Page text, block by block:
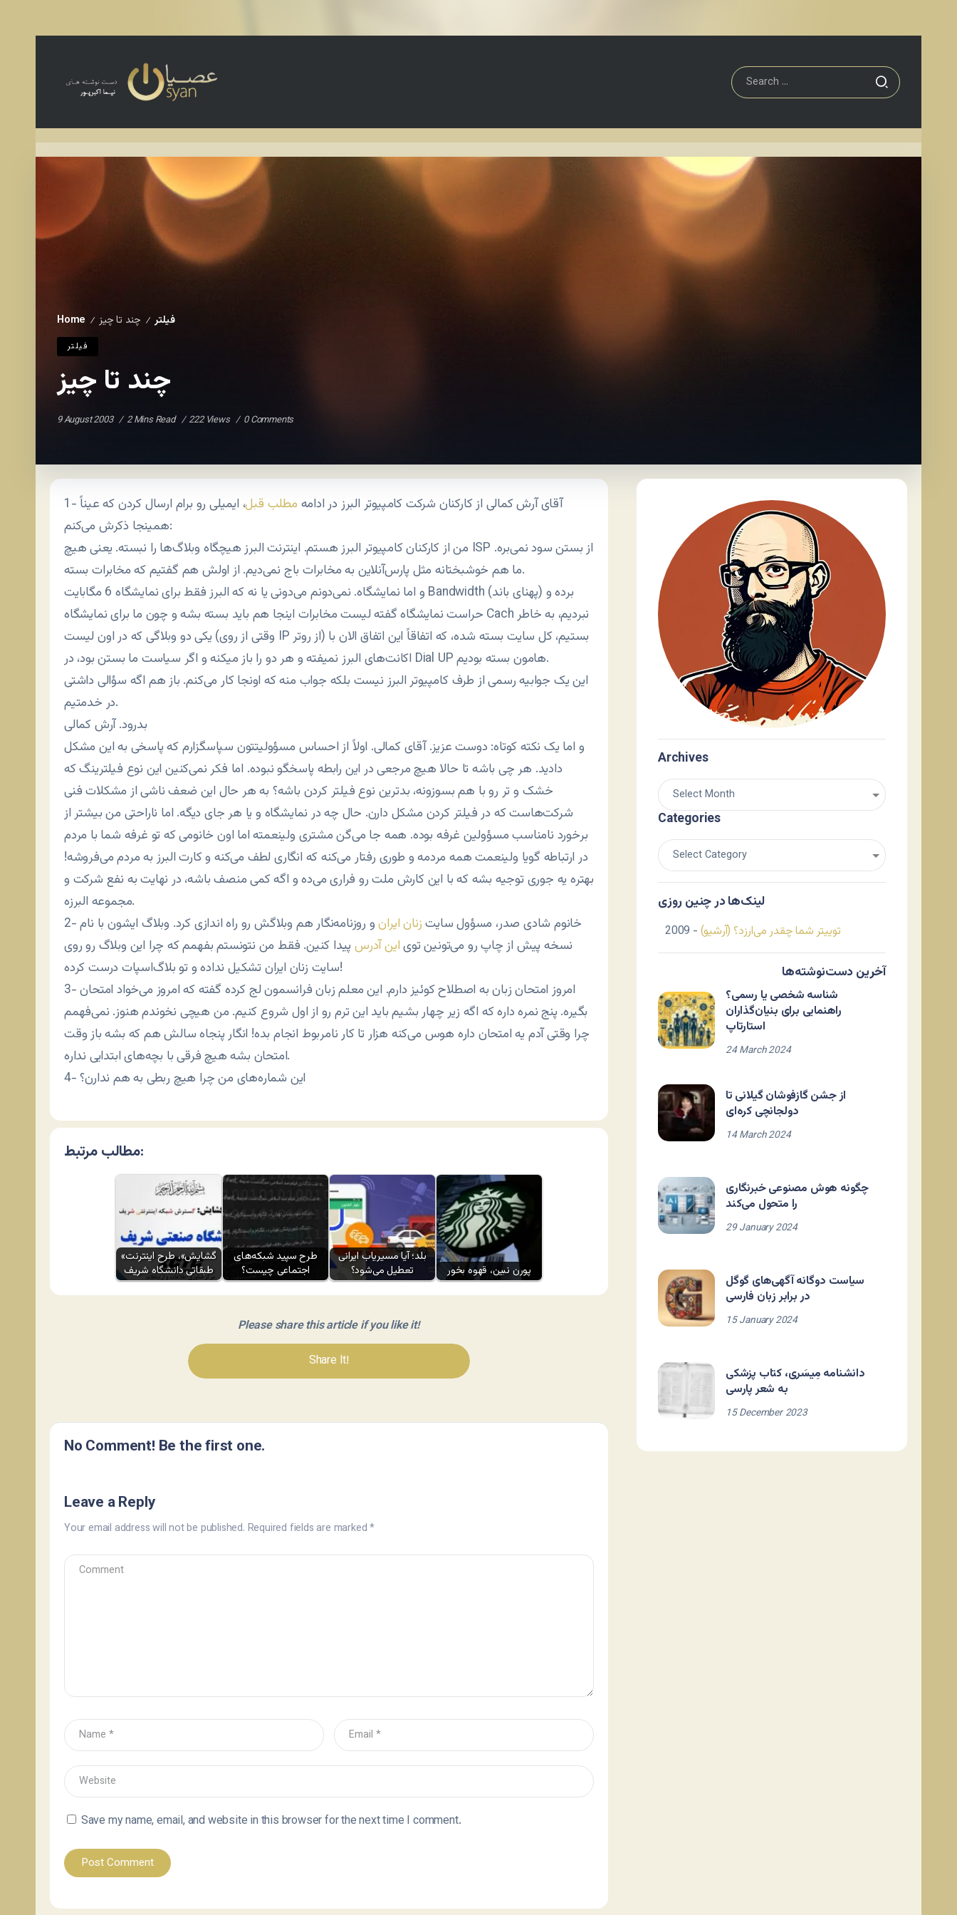
Home / فيلتر / چند تا چیز
فيلتر
چند تا چیز
9 August 2003 2 Mins Read 222 Views 0 Comments
1- آقای آرش کمالی از کارکنان شرکت کامپیوتر البرز در ادامه مطلب قبل، ایمیلی رو برام ارسال کردن که عیناً
همینجا ذکرش می‌کنم:
من از کارکنان کامپیوتر البرز هستم. اینترنت البرز هیچگاه وبلاگ‌ها را نبسته. یعنی هیچ ISP از بستن سود نمی‌بره.
ما هم خوشبختانه مثل پارس‌آنلاین به مخابرات باج نمی‌دیم. از اولش هم گفتیم که مخابرات بسته.
و اما نمایشگاه. نمی‌دونم می‌دونی یا نه که البرز فقط برای نمایشگاه 6 مگابایت Bandwidth (پهنای باند) برده و
حراست نمایشگاه گفته لیست مخابرات اینجا هم باید بسته بشه و چون ما برای نمایشگاه ‍Cach نبردیم، به خاطر
یکی دو وبلاگی که در اون لیست (وقتی از روی IP از روتر) بستیم، کل سایت بسته شده، که اتفاقاً این اتفاق الان با
اکانت‌های البرز نمیفته و هر دو را باز میکنه و اگر سیاست ما بستن بود، در Dial UP هامون بسته بودیم.
این یک جوابیه رسمی از طرف کامپیوتر البرز نیست بلکه جواب منه که اونجا کار می‌کنم. باز هم اگه سؤالی داشتی
در خدمتیم.
بدرود. آرش کمالی
و اما یک نکته کوتاه: دوست عزیز. آقای کمالی. اولاً از احساس مسؤولیتتون سپاسگزارم که پاسخی به این مشکل
دادید. هر چی باشه تا حالا هیچ مرجعی در این رابطه پاسخگو نبوده. اما فکر نمی‌کنین این نوع فیلترینگ که
خشک و تر رو با هم بسوزونه، بدترین نوع فیلتر کردن باشه؟ به هر حال این ضعف ناشی از مشکلات فنی
شرکت‌هاست که در فیلتر کردن مشکل دارن. حال چه در نمایشگاه و یا هر جای دیگه. اما ناراحتی من بیشتر از
برخورد نامناسب مسؤولین غرفه بوده. همه جا می‌گن مشتری ولینعمته اما اون خانومی که تو غرفه شما با مردم
در ارتباطه گویا ولینعمت همه مردمه و طوری رفتار می‌کنه که انگاری لطف می‌کنه و کارت البرز به مردم می‌فروشه!
بهتره یه جوری توجیه بشه که با این کارش ملت رو فراری می‌ده و اگه کمی منصف باشه، در نهایت به نفع شرکت و
مجموعه البرزه.
2- خانوم شادی صدر، مسؤول سایتزنان ایرانو روزنامه‌نگار هم وبلاگش رو راه اندازی کرد. وبلاگ ایشون با نام
نسخه پیش از چاپ رو می‌تونین تویاین آدرس پیدا کنین. فقط من نتونستم بفهمم که چرا این وبلاگ رو روی
سایت زنان ایران تشکیل نداده و تو بلاگ‌اسپات درست کرده!
3- امروز امتحان زبان به اصطلاح کوئیز دارم. این معلم زبان فرانسمون لج کرده گفته که امروز می‌خواد امتحان
بگیره. پنج نمره داره که اگه زیر چهار بشیم باید این ترم رو از اول شروع کنیم. من هیچی نخوندم هنوز. نمی‌‌فهمم
چرا وقتی آدم یه امتحان داره هوس می‌کنه هزار تا کار نامربوط انجام بده! انگار پنجاه سالش هم که بشه باز وقت
امتحان بشه هیچ فرقی با بچه‌های ابتدایی نداره.
4- این شماره‌های من چرا هیچ ربطی به هم ندارن؟
مطالب مرتبط:
«گشایش»، طرح اینترنت
طبقاتی دانشگاه شریف
طرح سپید شبکه‌های
اجتماعی چیست؟
بلد؛ آیا مسیر‌یاب ایرانی
تعطیل می‌شود؟
پورن نبین، قهوه بخور
Please share this article if you like it!
Share It!
No Comment! Be the first one.
Leave a Reply
Your email address will not be published. Required fields are marked*
Save my name, email, and website in this browser for the next time I comment.
Archives
Categories
لینک‌ها در چنین روزی
توییتر شما چقدر می‌ارزد؟ (آرشیو) - 2009
آخرین دست‌نوشته‌ها
شناسه شخصی یا رسمی؟
راهنمایی برای بنیان‌گذاران
استارتاپ
24 March 2024
از جشن گازفوشان گیلانی تا
دولجانچی کره‌ای
14 March 2024
چگونه هوش مصنوعی خبرنگاری
را متحول می‌کند
29 January 2024
سیاست دوگانه آگهی‌های گوگل
در برابر زبان فارسی
15 January 2024
دانشنامه مِیسَری، کتاب پزشکی
به شعر پارسی
15 December 2023